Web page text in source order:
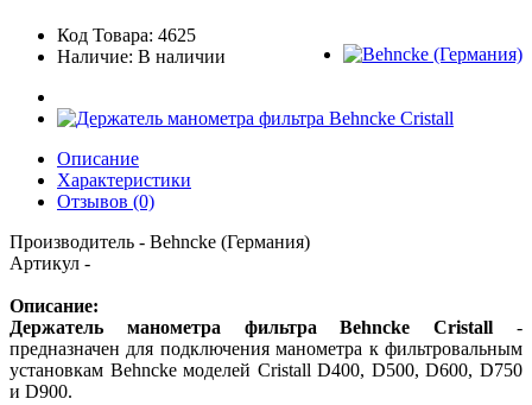
Код Товара: 4625
Наличие: В наличии
Описание
Характеристики
Отзывов (0)
Производитель - Behncke (Германия)
Артикул -
Описание:
Держатель манометра фильтра Behncke Cristall -
предназначен для подключения манометра к фильтровальным
установкам Behncke моделей Cristall D400, D500, D600, D750
и D900.